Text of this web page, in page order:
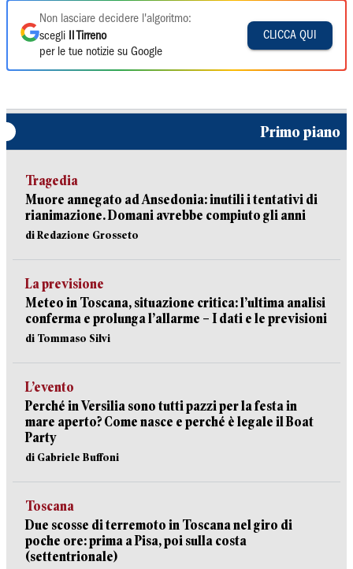
Non lasciare decidere l'algoritmo:
scegli
Il Tirreno
per le tue notizie su Google
CLICCA QUI
Primo piano
Tragedia
Muore annegato ad Ansedonia: inutili i tentativi di
rianimazione. Domani avrebbe compiuto gli anni
di Redazione Grosseto
La previsione
Meteo in Toscana, situazione critica: l’ultima analisi
conferma e prolunga l’allarme – I dati e le previsioni
di Tommaso Silvi
L’evento
Perché in Versilia sono tutti pazzi per la festa in
mare aperto? Come nasce e perché è legale il Boat
Party
di Gabriele Buffoni
Toscana
Due scosse di terremoto in Toscana nel giro di
poche ore: prima a Pisa, poi sulla costa
(settentrionale)